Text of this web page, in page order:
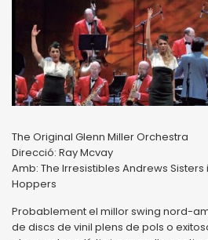
The Original Glenn Miller Orchestra
Direcció: Ray Mcvay
Amb: The Irresistibles Andrews Sisters
Hoppers
Probablement el millor swing nord-
de discs de vinil plens de pols o